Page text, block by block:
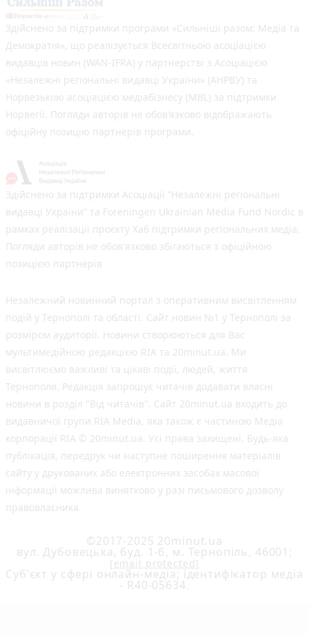
Здійснено за підтримки програми «Сильніші разом: Медіа та
Демократія», що реалізується Всесвітньою асоціацією
видавців новин (WAN-IFRA) у партнерстві з Асоціацією
«Незалежні регіональні видавці України» (АНРВУ) та
Норвезькою асоціацією медіабізнесу (MBL) за підтримки
Норвегії. Погляди авторів не обов’язково відображають
офіційну позицію партнерів програми.
Здійснено за підтримки Асоціації “Незалежні регіональні
видавці України” та Foreningen Ukrainian Media Fund Nordic в
рамках реалізації проєкту Хаб підтримки регіональних медіа.
Погляди авторів не обов'язково збігаються з офіційною
позицією партнерів
Незалежний новинний портал з оперативним висвітленням
подій у Тернополі та області. Сайт новин №1 у Тернополі за
розміром аудиторії. Новини створюються для Вас
мультимедійною редакцією RIA та 20minut.ua. Ми
висвітлюємо важливі та цікаві події, людей, життя
Тернополя. Редакція запрошує читачів додавати власні
новини в розділ "Від читачів". Сайт 20minut.ua входить до
видавничої групи RIA Media, яка також є частиною Медіа
корпорації RIA © 20minut.ua. Усі права захищені. Будь-яка
публiкацiя, передрук чи наступне поширення матеріалів
сайту у друкованих або електронних засобах масової
інформації можлива винятково у разі письмового дозволу
правовласника.
©2017-2025 20minut.ua
вул. Дубовецька, буд. 1-б, м. Тернопіль, 46001;
[email protected]
Cуб'єкт у сфері онлайн-медіа; ідентифікатор медіа
- R40-05634.